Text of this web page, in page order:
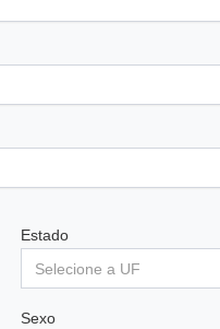
Estado
Selecione a UF
Sexo